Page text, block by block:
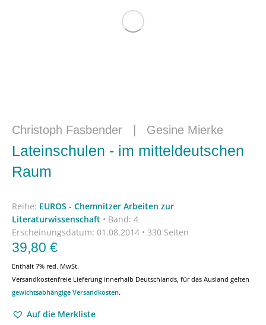
Christoph Fasbender | Gesine Mierke
Lateinschulen - im mitteldeutschen
Raum
Reihe: EUROS - Chemnitzer Arbeiten zur
Literaturwissenschaft • Band: 4
Erscheinungsdatum: 01.08.2014 • 330 Seiten
39,80 €
Enthält 7% red. MwSt.
Versandkostenfreie Lieferung innerhalb Deutschlands, für das Ausland gelten
gewichtsabhängige Versandkosten.
Auf die Merkliste